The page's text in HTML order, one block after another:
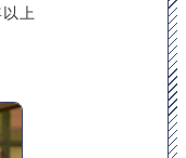
上